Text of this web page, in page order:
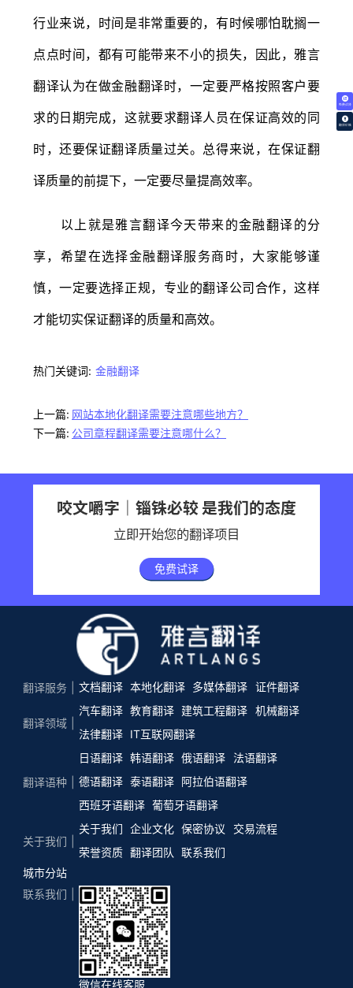
免费试译
翻译价格
行业来说，时间是非常重要的，有时候哪怕耽搁一
点点时间，都有可能带来不小的损失，因此，雅言
翻译认为在做金融翻译时，一定要严格按照客户要
求的日期完成，这就要求翻译人员在保证高效的同
时，还要保证翻译质量过关。总得来说，在保证翻
译质量的前提下，一定要尽量提高效率。
以上就是雅言翻译今天带来的金融翻译的分
享，希望在选择金融翻译服务商时，大家能够谨
慎，一定要选择正规，专业的翻译公司合作，这样
才能切实保证翻译的质量和高效。
热门关键词: 金融翻译
上一篇: 网站本地化翻译需要注意哪些地方？
下一篇: 公司章程翻译需要注意哪什么？
咬文嚼字｜锱铢必较 是我们的态度
立即开始您的翻译项目
免费试译
翻译服务 文档翻译 本地化翻译 多媒体翻译 证件翻译
翻译领域
汽车翻译 教育翻译 建筑工程翻译 机械翻译
法律翻译
IT互联网翻译
翻译语种
日语翻译 韩语翻译 俄语翻译
法语翻译
德语翻译 泰语翻译 阿拉伯语翻译
西班牙语翻译 葡萄牙语翻译
关于我们
关于我们 企业文化 保密协议
交易流程
荣誉资质 翻译团队
联系我们
城市分站
联系我们
微信在线客服